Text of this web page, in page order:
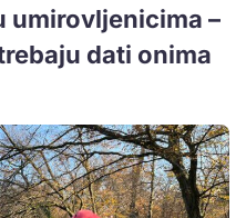
umirovljenicima –
dati onima